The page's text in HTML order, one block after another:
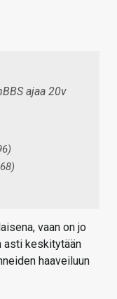
ajaa 20v
vaan on jo
asti keskitytään
haaveiluun